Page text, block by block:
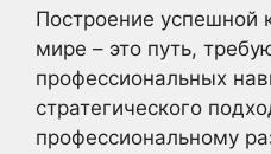
Построение успешной
мире – это путь,
профессиональных
стратегического
профессиональному